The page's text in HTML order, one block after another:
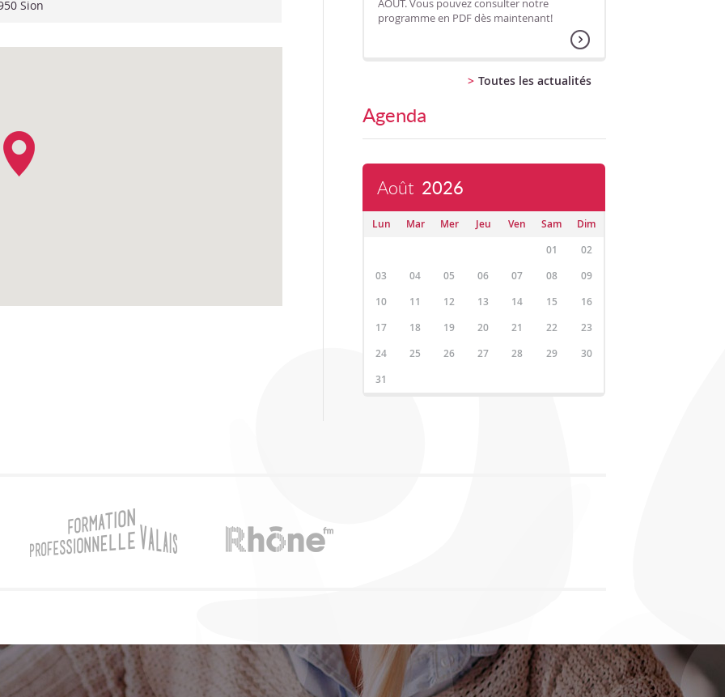
Sion
AOUT. Vous pouvez consulter notre
programme en PDF dès maintenant!
Toutes les actualités
Agenda
Août 2026
Lun Mar Mer Jeu Ven Sam
Dim
01
02
03
04 05 06 07 08
09
10
11 12 13 14 15
16
17
18 19 20 21 22
23
24
25 26 27 28 29
30
31